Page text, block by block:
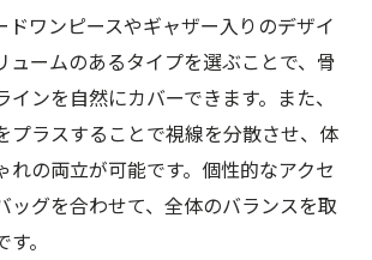
ドワンピースやギャザー入りのデザイ
ュームのあるタイプを選ぶことで、骨
ンを自然にカバーできます。また、
プラスすることで視線を分散させ、体
れの両立が可能です。個性的なアクセ
ッグを合わせて、全体のバランスを取
。